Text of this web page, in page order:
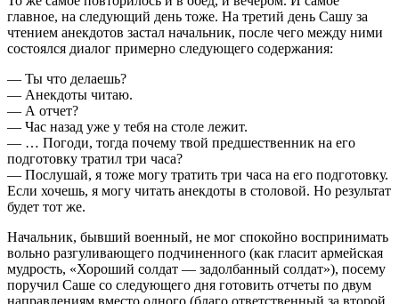
главное, на следующий день тоже. На третий день Сашу за
чтением анекдотов застал начальник, после чего между ними
состоялся диалог примерно следующего содержания:
— Ты что делаешь?
— Анекдоты читаю.
— А отчет?
— Час назад уже у тебя на столе лежит.
— … Погоди, тогда почему твой предшественник на его
подготовку тратил три часа?
— Послушай, я тоже могу тратить три часа на его подготовку.
Если хочешь, я могу читать анекдоты в столовой. Но результат
будет тот же.
Начальник, бывший военный, не мог спокойно воспринимать
вольно разгуливающего подчиненного (как гласит армейская
мудрость, «Хороший солдат — задолбанный солдат»), посему
поручил Саше со следующего дня готовить отчеты по двум